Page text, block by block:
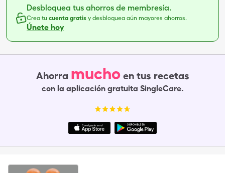
Desbloquea tus ahorros de membresía.
Crea tu cuenta gratis y desbloquea aún mayores ahorros.
Únete hoy
Ahorra mucho en tus recetas
con la aplicación gratuita SingleCare.